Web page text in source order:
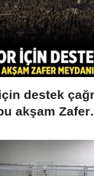
destek
akşam Zafer